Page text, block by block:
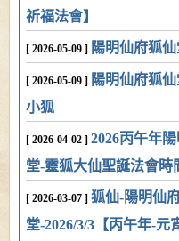
祈福法會】
[ 2026-05-09 ] 陽明仙府狐
[ 2026-05-09 ] 陽明仙府狐
小狐
[ 2026-04-02 ] 2026丙午年
堂-靈狐大仙聖誕法會時
[ 2026-03-07 ] 狐仙-陽明仙
堂-2026/3/3【丙午年-元